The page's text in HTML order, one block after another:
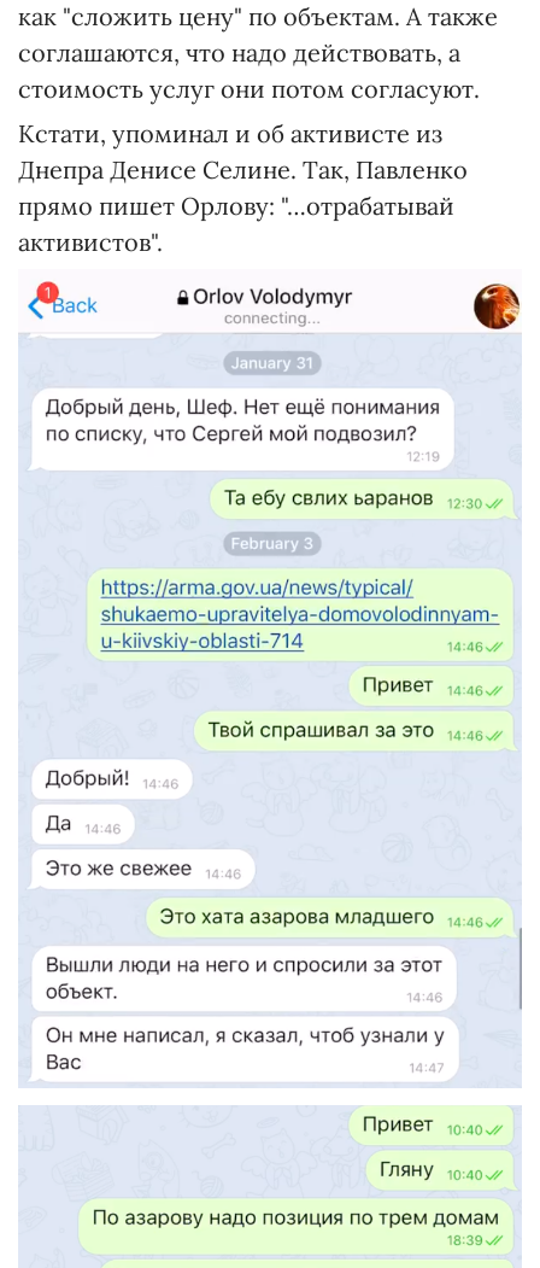
как "сложить цену" по объектам. А также
соглашаются, что надо действовать, а
стоимость услуг они потом согласуют.
Кстати, упоминал и об активисте из
Днепра Денисе Селине. Так, Павленко
прямо пишет Орлову: "…отрабатывай
активистов".